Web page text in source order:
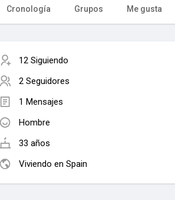
Cronología Grupos Me gusta
12 Siguiendo
2 Seguidores
1 Mensajes
Hombre
33 años
Viviendo en Spain